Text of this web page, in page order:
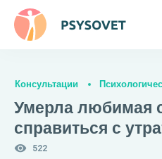
Консультации
Умерла любимая
справиться с
522